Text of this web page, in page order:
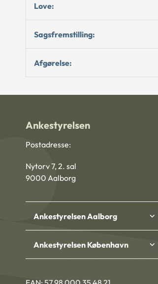
Love:
Sagsfremstilling:
Afgørelse:
Ankestyrelsen
Postadresse:
Nytorv 7, 2. sal
9000 Aalborg
Ankestyrelsen Aalborg
Ankestyrelsen København